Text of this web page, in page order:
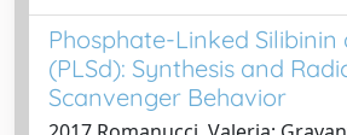
Phosphate-Linked Silibinin
(PLSd): Synthesis and
Scanvenger Behavior